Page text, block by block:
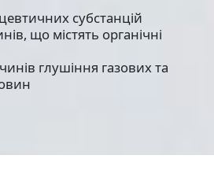
субстанцій
що містять органічні
глушіння газових та